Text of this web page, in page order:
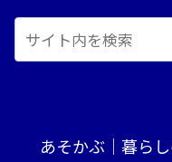
あそかぶ｜暮ら